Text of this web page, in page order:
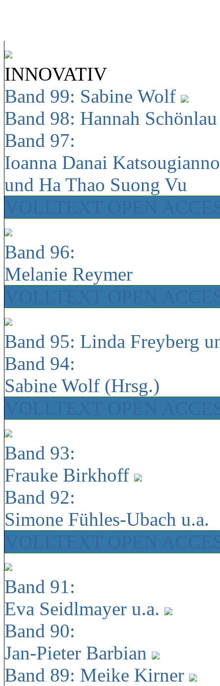
INNOVATIV
Band 99: Sabine Wolf
Band 98: Hannah
Band 97:
Ioanna Danai
und Ha Thao Suong Vu
Band 96:
Melanie Reymer
Band 95: Linda Freyberg
Band 94:
Sabine Wolf (Hrsg.)
Band 93:
Frauke Birkhoff
Band 92:
Simone Fühles-Ubach u.a.
Band 91:
Eva Seidlmayer u.a.
Band 90:
Jan-Pieter Barbian
Band 89: Meike Kirner